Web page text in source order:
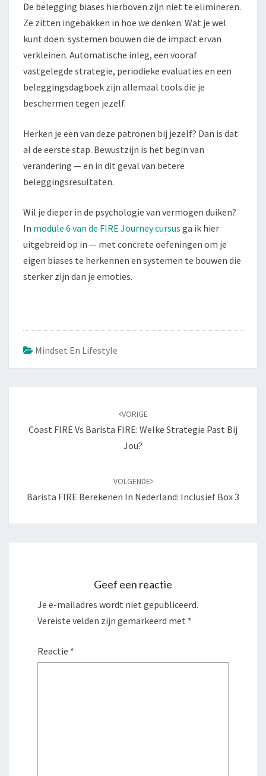
De belegging biases hierboven zijn niet te elimineren.
Ze zitten ingebakken in hoe we denken. Wat je wel
kunt doen: systemen bouwen die de impact ervan
verkleinen. Automatische inleg, een vooraf
vastgelegde strategie, periodieke evaluaties en een
beleggingsdagboek zijn allemaal tools die je
beschermen tegen jezelf.
Herken je een van deze patronen bij jezelf? Dan is dat
al de eerste stap. Bewustzijn is het begin van
verandering — en in dit geval van betere
beleggingsresultaten.
Wil je dieper in de psychologie van vermogen duiken?
In module 6 van de FIRE Journey cursus ga ik hier
uitgebreid op in — met concrete oefeningen om je
eigen biases te herkennen en systemen te bouwen die
sterker zijn dan je emoties.
Mindset En Lifestyle
VORIGE
Coast FIRE Vs Barista FIRE: Welke Strategie Past Bij
Jou?
VOLGENDE
Barista FIRE Berekenen In Nederland: Inclusief Box 3
Geef een reactie
Je e-mailadres wordt niet gepubliceerd.
Vereiste velden zijn gemarkeerd met *
Reactie *